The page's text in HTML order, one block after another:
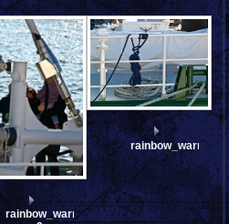
rainbow_warrior_III_A232151-